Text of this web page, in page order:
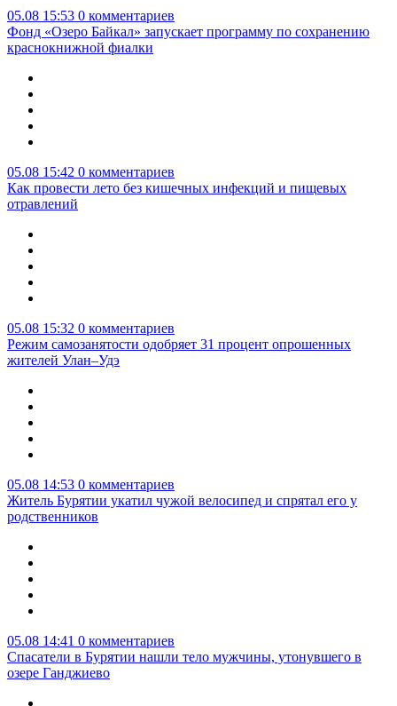
05.08 15:53 0 комментариев
Фонд «Озеро Байкал» запускает программу по сохранению
краснокнижной фиалки
05.08 15:42 0 комментариев
Как провести лето без кишечных инфекций и пищевых
отравлений
05.08 15:32 0 комментариев
Режим самозанятости одобряет 31 процент опрошенных
жителей Улан–Удэ
05.08 14:53 0 комментариев
Житель Бурятии укатил чужой велосипед и спрятал его у
родственников
05.08 14:41 0 комментариев
Спасатели в Бурятии нашли тело мужчины, утонувшего в
озере Ганджиево